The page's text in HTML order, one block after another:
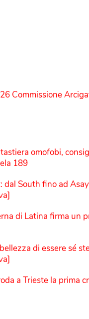
Commissione
omofobi,
189
dal South fino ad
di Latina firma un
di essere sé
a Trieste la prima